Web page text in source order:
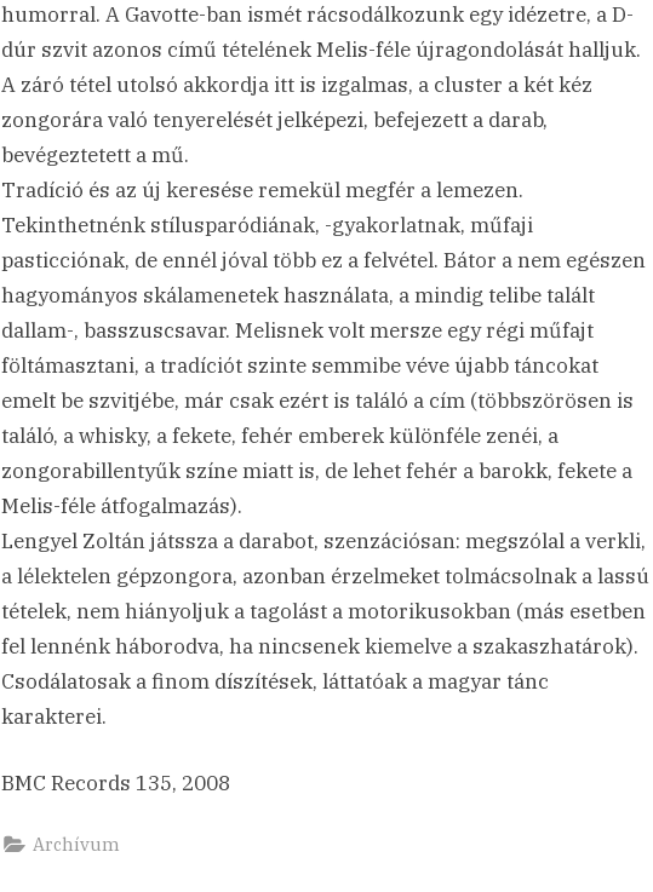
humorral. A Gavotte-ban ismét rácsodálkozunk egy idézetre, a D-
dúr szvit azonos című tételének Melis-féle újragondolását halljuk.
A záró tétel utolsó akkordja itt is izgalmas, a cluster a két kéz
zongorára való tenyerelését jelképezi, befejezett a darab,
bevégeztetett a mű.
Tradíció és az új keresése remekül megfér a lemezen.
Tekinthetnénk stílusparódiának, -gyakorlatnak, műfaji
pasticciónak, de ennél jóval több ez a felvétel. Bátor a nem egészen
hagyományos skálamenetek használata, a mindig telibe talált
dallam-, basszuscsavar. Melisnek volt mersze egy régi műfajt
föltámasztani, a tradíciót szinte semmibe véve újabb táncokat
emelt be szvitjébe, már csak ezért is találó a cím (többszörösen is
találó, a whisky, a fekete, fehér emberek különféle zenéi, a
zongorabillentyűk színe miatt is, de lehet fehér a barokk, fekete a
Melis-féle átfogalmazás).
Lengyel Zoltán játssza a darabot, szenzációsan: megszólal a verkli,
a lélektelen gépzongora, azonban érzelmeket tolmácsolnak a lassú
tételek, nem hiányoljuk a tagolást a motorikusokban (más esetben
fel lennénk háborodva, ha nincsenek kiemelve a szakaszhatárok).
Csodálatosak a finom díszítések, láttatóak a magyar tánc
karakterei.
BMC Records 135, 2008
Archívum